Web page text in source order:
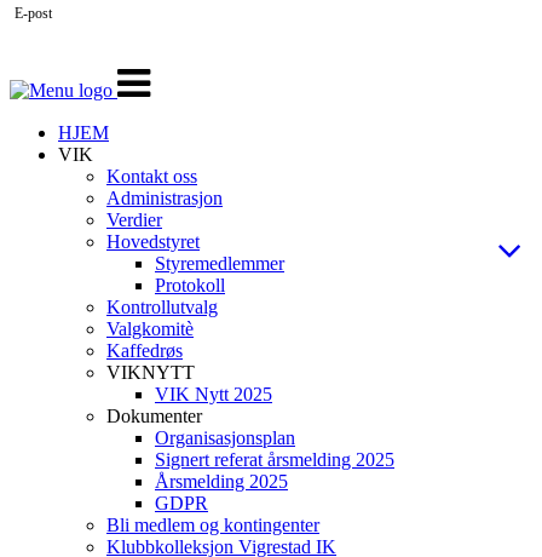
Veksle
navigasjon
HJEM
VIK
Kontakt oss
Administrasjon
Verdier
Hovedstyret
Styremedlemmer
Protokoll
Kontrollutvalg
Valgkomitè
Kaffedrøs
VIKNYTT
VIK Nytt 2025
Dokumenter
Organisasjonsplan
Signert referat årsmelding 2025
Årsmelding 2025
GDPR
Bli medlem og kontingenter
Klubbkolleksjon Vigrestad IK
E-post